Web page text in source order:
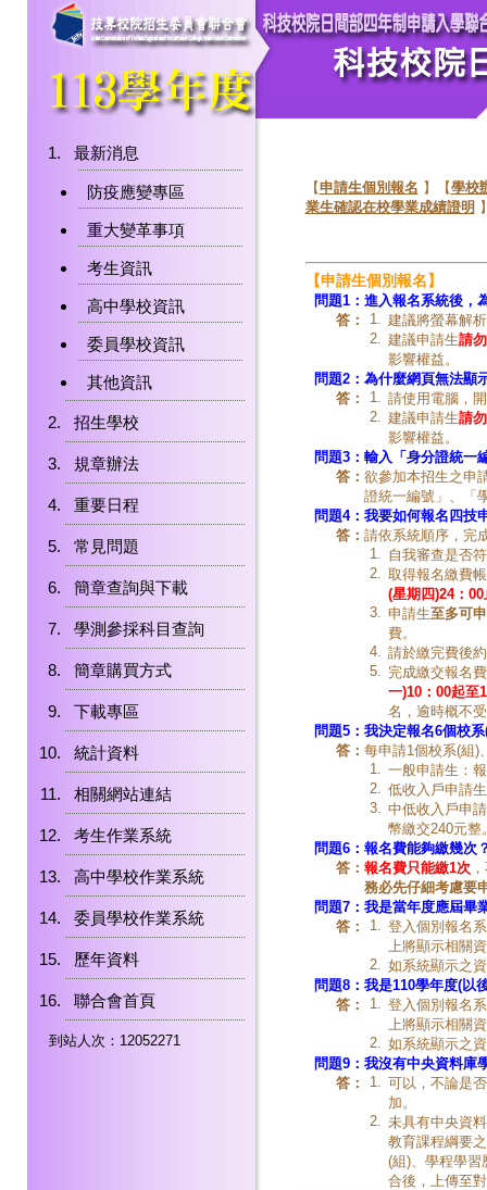
最新消息
防疫應變專區
重大變革事項
考生資訊
高中學校資訊
委員學校資訊
其他資訊
招生學校
規章辦法
重要日程
常見問題
簡章查詢與下載
學測參採科目查詢
簡章購買方式
下載專區
統計資料
相關網站連結
考生作業系統
高中學校作業系統
委員學校作業系統
歷年資料
聯合會首頁
到站人次：12052271
【申請生個別報名 】【學校
業生確認在校學業成績證明
【申請生個別報名】
問題1： 進入報名系統後，
答：
1.
建議將螢幕解
2.
建議申請生請
影響權益。
問題2： 為什麼網頁無法顯
答：
1.
請使用電腦，
2.
建議申請生請
影響權益。
問題3： 輸入「身分證統一
答： 欲參加本招生之申
證統一編號」、「
問題4： 我要如何報名四技
答： 請依系統順序，完
1.
自我審查是否
2.
取得報名繳費
(星期四)24：00
3.
申請生至多可
費。
4.
請於繳完費後
5.
完成繳交報名
一)10：00起至
名，逾時概不
問題5： 我決定報名6個校
答： 每申請1個校系(組)
1.
一般申請生：
2.
低收入戶申請
3.
中低收入戶申
幣繳交240元整
問題6： 報名費能夠繳幾次
答： 報名費只能繳1次，
務必先仔細考慮要
問題7： 我是當年度應屆畢
答：
1.
登入個別報名
上將顯示相關
2.
如系統顯示之
問題8： 我是110學年度(以
答：
1.
登入個別報名
上將顯示相關
2.
如系統顯示之
問題9： 我沒有中央資料庫
答：
1.
可以，不論是
加。
2.
未具有中央資
教育課程綱要
(組)、學程學習
合後，上傳至